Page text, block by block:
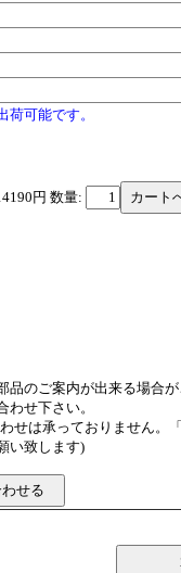
可能です。
円 数量:
品のご案内が出来る場合
せ下さい。
せは承っておりません。
い致します)